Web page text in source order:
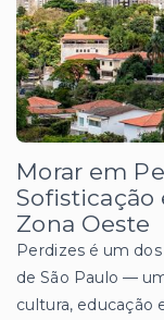
Morar em
Zona Oeste
Perdizes é um
de São Paulo —
cultura, educação